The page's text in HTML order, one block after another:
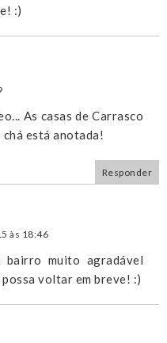
:)
As casas de Carrasco
chá está anotada!
Responder
às 18:46
bairro muito agradável
voltar em breve! :)